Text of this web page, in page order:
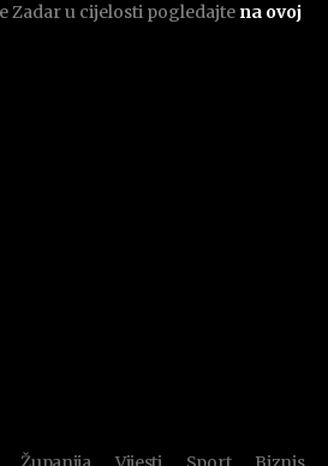
Zadar u cijelosti pogledajte na ovoj